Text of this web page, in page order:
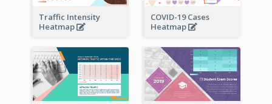
Traffic Intensity
Heatmap
COVID-19 Cases
Heatmap